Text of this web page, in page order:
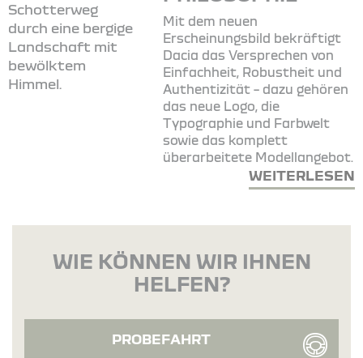
Mit dem neuen
Erscheinungsbild bekräftigt
Dacia das Versprechen von
Einfachheit, Robustheit und
Authentizität – dazu gehören
das neue Logo, die
Typographie und Farbwelt
sowie das komplett
überarbeitete Modellangebot.
WEITERLESEN
WIE KÖNNEN WIR IHNEN
HELFEN?
PROBEFAHRT